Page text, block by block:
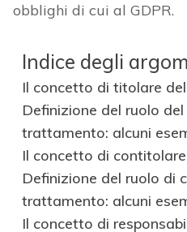
obblighi di cui al GDPR.
Indice degli
Il concetto di titolare
Definizione del ruolo
trattamento: alcuni
Il concetto di
Definizione del ruolo di
trattamento: alcuni
Il concetto di